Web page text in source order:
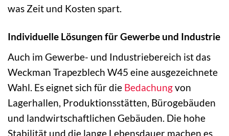
was Zeit und Kosten spart.
Individuelle Lösungen für Gewerbe und Industrie
Auch im Gewerbe- und Industriebereich ist das
Weckman Trapezblech W45 eine ausgezeichnete
Wahl. Es eignet sich für die Bedachungvon
Lagerhallen, Produktionsstätten, Bürogebäuden
und landwirtschaftlichen Gebäuden. Die hohe
Stabilität und die lange Lebensdauer machen es